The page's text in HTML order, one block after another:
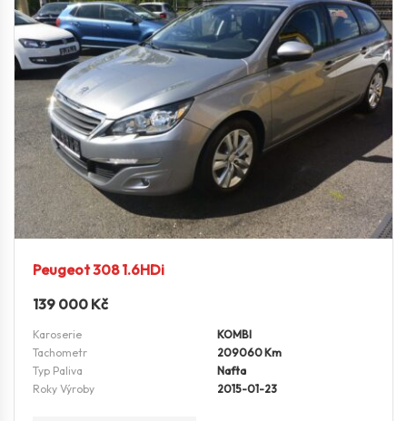
Peugeot 308 1.6HDi
139 000 Kč
Karoserie
KOMBI
Tachometr
209060 Km
Typ Paliva
Nafta
Roky Výroby
2015-01-23